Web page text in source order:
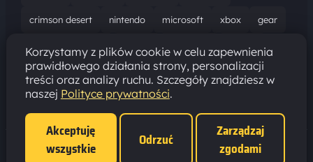
crimson desert nintendo microsoft xbox gear
world of warcraft solucja marathon ubisoft
bungie recenzja resident evil requiem gaming
aktualizacja pc epic games
Polityka prywatności ·
Korzystamy z plików cookie w celu zapewnienia
prawidłowego działania strony, personalizacji
treści oraz analizy ruchu. Szczegóły znajdziesz w
naszej Polityce prywatności.
Akceptuję
wszystkie
Odrzuć
Zarządzaj
zgodami